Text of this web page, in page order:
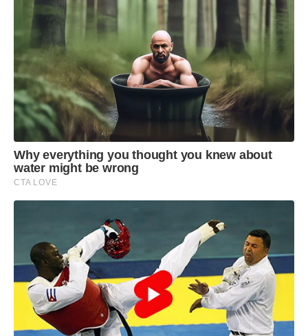
Why everything you thought you knew about
water might be wrong
CTA LOVE